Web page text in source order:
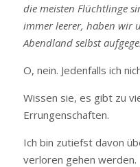
die meisten Flüchtlinge
immer leerer, haben wir
Abendland selbst
O, nein. Jedenfalls ich
Wissen sie, es gibt zu
Errungenschaften.
Ich bin zutiefst davon
verloren gehen werden.